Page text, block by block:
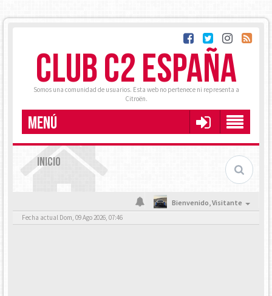
CLUB C2 ESPAÑA
Somos una comunidad de usuarios. Esta web no pertenece ni representa a
Citroën.
MENÚ
INICIO
Bienvenido,Visitante
Fecha actual Dom, 09 Ago 2026, 07:46